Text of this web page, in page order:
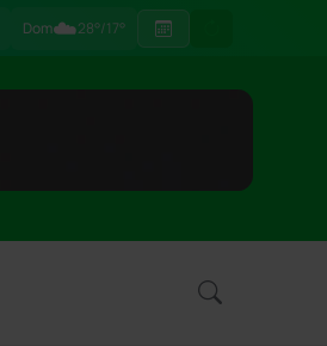
Dom☁️28°/17°